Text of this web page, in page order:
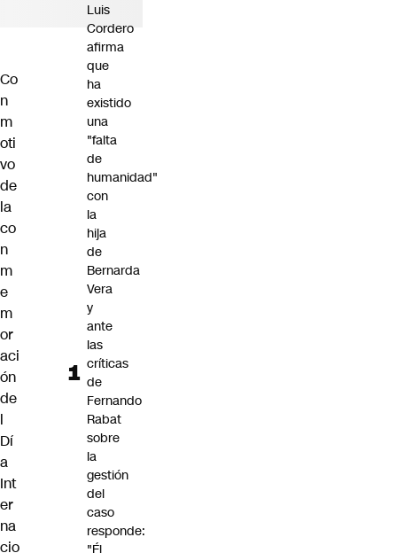
Co
n
m
oti
vo
de
la
co
n
m
e
m
or
aci
ón
de
l
Dí
a
Int
er
na
cio
Luis
Cordero
afirma
que
ha
existido
una
"falta
de
humanidad"
con
la
hija
de
Bernarda
Vera
y
ante
las
críticas
de
Fernando
Rabat
sobre
la
gestión
del
caso
responde:
"Él